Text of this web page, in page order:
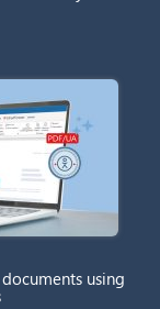
using